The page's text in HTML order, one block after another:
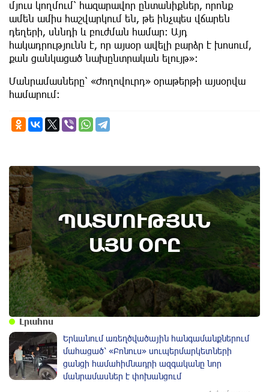
մյուս կողմում՝ հազարավոր ընտանիքներ, որոնք
ամեն ամիս հաշվարկում են, թե ինչպես վճարեն
դեղերի, սննդի և բուժման համար։ Այդ
հակադրությունն է, որ այսօր ավելի բարձր է խոսում,
քան ցանկացած նախընտրական ելույթ»։
Մանրամասները՝ «Ժողովուրդ» օրաթերթի այսօրվա
համարում:
ՊԱՏՄՈՒԹՅԱՆ
ԱՅՍ ՕՐԸ
6th of August
Կառավարությունը ազդարարել է Հյուսիս -
Հարավ ավտոմայրուղու շինարարության
մեկնարկը․ պատմության այս օրը (6
օգոստոս)
Լրահոս
Երևանում առեղծվածային հանգամանքներում
մահացած՝ «Բոնուս» սուպերմարկետների
ցանցի համահիմնադրի ազգականը նոր
մանրամասներ է փոխանցում